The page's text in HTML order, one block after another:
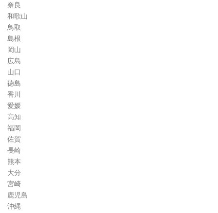
奈良
和歌山
鳥取
島根
岡山
広島
山口
徳島
香川
愛媛
高知
福岡
佐賀
長崎
熊本
大分
宮崎
鹿児島
沖縄